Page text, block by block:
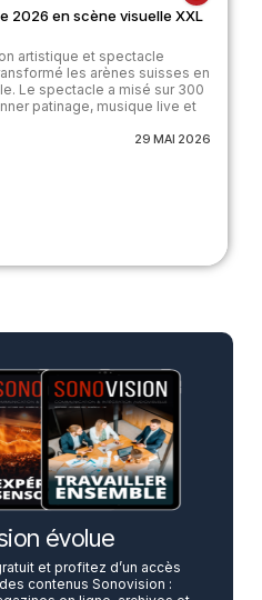
2026 en scène visuelle XXL
artistique et spectacle
les arènes suisses en
Le spectacle a misé sur 300
patinage, musique live et
29 MAI 2026
évolue
et profitez d’un accès
contenus Sonovision :